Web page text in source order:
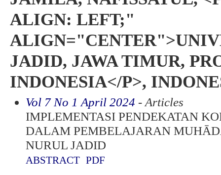
ALIGN: LEFT;"
JADID, JAWA TIMUR,
INDONESIA</P>,
Vol 7 No 1 April 2024 - Articles
IMPLEMENTASI PENDEKATAN
DALAM PEMBELAJARAN
NURUL JADID
ABSTRACT PDF